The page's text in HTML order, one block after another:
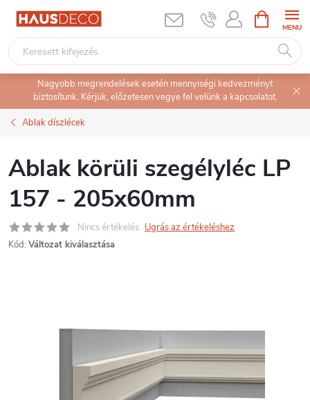
Ugrás
tartalomhoz
KOSÁR
Nagyobb megrendelések esetén mennyiségi kedvezményt
biztosítunk. Kérjük, előzetesen vegye fel velünk a kapcsolatot.
Ablak díszlécek
Ablak körüli szegélyléc LP
157 - 205x60mm
Nincs értékelés Ugrás az értékeléshez
Kód: Változat kiválasztása